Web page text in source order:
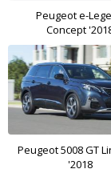
Peugeot e-
Concept
Peugeot 5008 GT
'2018